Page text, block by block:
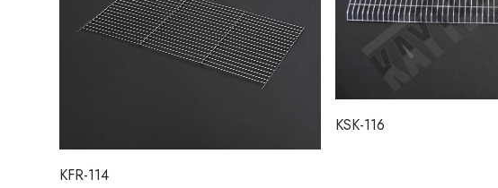
KFR-114
KSK-116